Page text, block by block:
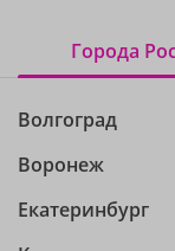
Города
Волгоград
Воронеж
Екатеринбург